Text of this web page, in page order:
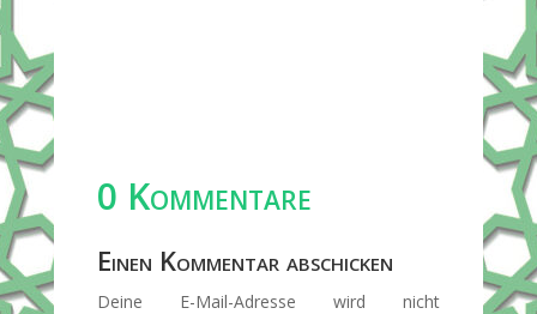
0 Kommentare
Einen Kommentar abschicken
Deine E-Mail-Adresse wird nicht